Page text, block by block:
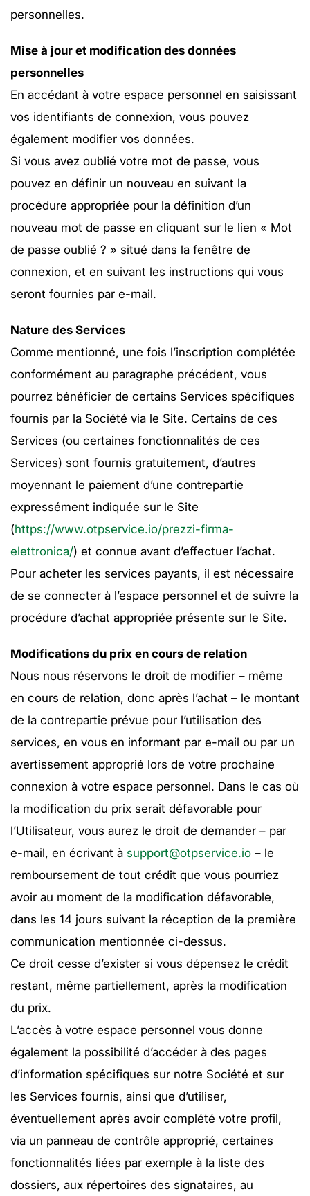
personnelles.
Mise à jour et modification des données
personnelles
En accédant à votre espace personnel en saisissant
vos identifiants de connexion, vous pouvez
également modifier vos données.
Si vous avez oublié votre mot de passe, vous
pouvez en définir un nouveau en suivant la
procédure appropriée pour la définition d’un
nouveau mot de passe en cliquant sur le lien « Mot
de passe oublié ? » situé dans la fenêtre de
connexion, et en suivant les instructions qui vous
seront fournies par e-mail.
Nature des Services
Comme mentionné, une fois l’inscription complétée
conformément au paragraphe précédent, vous
pourrez bénéficier de certains Services spécifiques
fournis par la Société via le Site. Certains de ces
Services (ou certaines fonctionnalités de ces
Services) sont fournis gratuitement, d’autres
moyennant le paiement d’une contrepartie
expressément indiquée sur le Site
(https://www.otpservice.io/prezzi-firma-
elettronica/) et connue avant d’effectuer l’achat.
Pour acheter les services payants, il est nécessaire
de se connecter à l’espace personnel et de suivre la
procédure d’achat appropriée présente sur le Site.
Modifications du prix en cours de relation
Nous nous réservons le droit de modifier – même
en cours de relation, donc après l’achat – le montant
de la contrepartie prévue pour l’utilisation des
services, en vous en informant par e-mail ou par un
avertissement approprié lors de votre prochaine
connexion à votre espace personnel. Dans le cas où
la modification du prix serait défavorable pour
l’Utilisateur, vous aurez le droit de demander – par
e-mail, en écrivant à support@otpservice.io – le
remboursement de tout crédit que vous pourriez
avoir au moment de la modification défavorable,
dans les 14 jours suivant la réception de la première
communication mentionnée ci-dessus.
Ce droit cesse d’exister si vous dépensez le crédit
restant, même partiellement, après la modification
du prix.
L’accès à votre espace personnel vous donne
également la possibilité d’accéder à des pages
d’information spécifiques sur notre Société et sur
les Services fournis, ainsi que d’utiliser,
éventuellement après avoir complété votre profil,
via un panneau de contrôle approprié, certaines
fonctionnalités liées par exemple à la liste des
dossiers, aux répertoires des signataires, au